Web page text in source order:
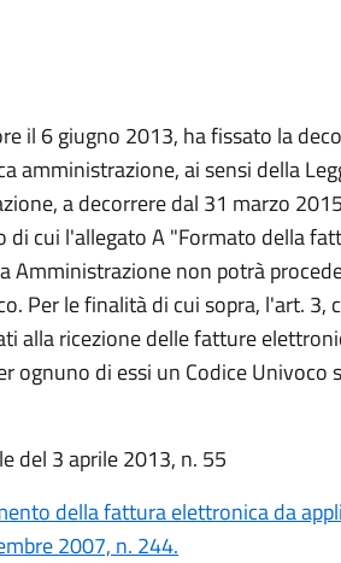
il 6 giugno 2013, ha fissato la
amministrazione, ai sensi della
a decorrere dal 31 marzo
cui l'allegato A "Formato della
non potrà
Per le finalità di cui sopra, l'art.
alla ricezione delle fatture
ognuno di essi un Codice
del 3 aprile 2013, n. 55
della fattura elettronica da
2007, n. 244.